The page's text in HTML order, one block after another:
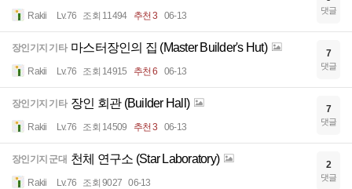
Rakii Lv.76 조회 11494 추천 3 06-13 댓글
장인기지 기타 마스터장인의 집 (Master Builder's Hut)
Rakii Lv.76 조회 14915 추천 6 06-13
7
댓글
장인기지 기타 장인 회관 (Builder Hall)
Rakii Lv.76 조회 14509 추천 3 06-13
7
댓글
장인기지 군대 천체 연구소 (Star Laboratory)
Rakii Lv.76 조회 9027 06-13
2
댓글